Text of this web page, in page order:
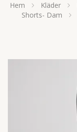
Hem Kläder
Shorts- Dam